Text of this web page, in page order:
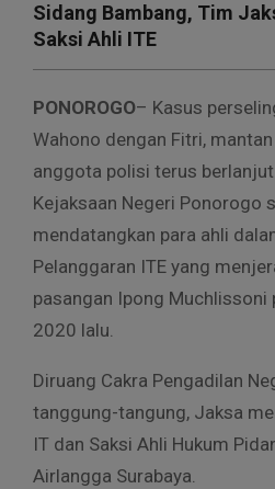
Sidang Bambang, Tim
Saksi Ahli ITE
PONOROGO– Kasus
Wahono dengan Fitri,
anggota polisi terus
Kejaksaan Negeri Ponorogo
mendatangkan para ahli
Pelanggaran ITE yang
pasangan Ipong Muchlissoni
2020 lalu.
Diruang Cakra Pengadilan
tanggung-tangung, Jaksa
IT dan Saksi Ahli Hukum
Airlangga Surabaya.